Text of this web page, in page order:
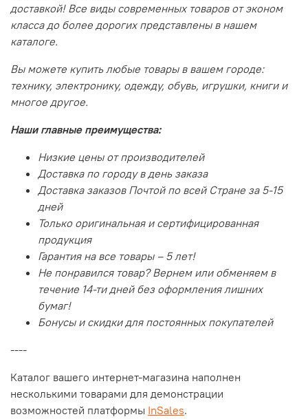
доставкой! Все виды современных товаров от эконом
класса до более дорогих представлены в нашем
каталоге.
Вы можете купить любые товары в вашем городе:
технику, электронику, одежду, обувь, игрушки, книги и
многое другое.
Наши главные преимущества:
Низкие цены от производителей
Доставка по городу в день заказа
Доставка заказов Почтой по всей Стране за 5-15
дней
Только оригинальная и сертифицированная
продукция
Гарантия на все товары – 5 лет!
Не понравился товар? Вернем или обменяем в
течение 14-ти дней без оформления лишних
бумаг!
Бонусы и скидки для постоянных покупателей
----
Каталог вашего интернет-магазина наполнен
несколькими товарами для демонстрации
возможностей платформы InSales.